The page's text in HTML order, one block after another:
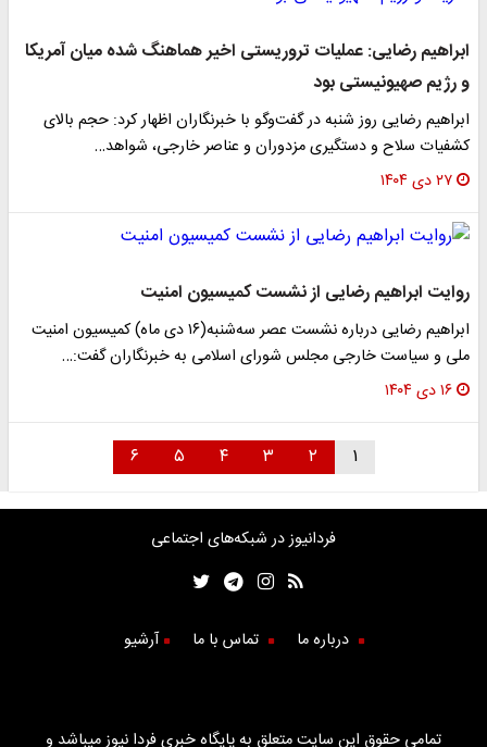
ابراهیم رضایی: عملیات تروریستی اخیر هماهنگ شده میان آمریکا
و رژیم صهیونیستی بود
ابراهیم رضایی روز شنبه در گفت‌وگو با خبرنگاران اظهار کرد: حجم بالای
کشفیات سلاح و دستگیری مزدوران و عناصر خارجی، شواهد…
۲۷ دی ۱۴۰۴
روایت ابراهیم رضایی از نشست کمیسیون امنیت
ابراهیم رضایی درباره نشست عصر سه‌شنبه(۱۶ دی ماه) کمیسیون امنیت
ملی و سیاست خارجی مجلس شورای اسلامی به خبرنگاران گفت:…
۱۶ دی ۱۴۰۴
۱ ۲ ۳ ۴ ۵ ۶
فردانیوز در شبکه‌های اجتماعی
درباره ما تماس با ما آرشیو
تمامی حقوق این سایت متعلق به پایگاه خبری فردا نیوز میباشد و